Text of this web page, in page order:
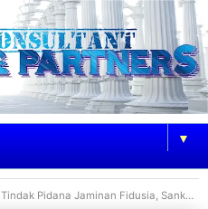
▼
Tindak Pidana Jaminan Fidusia, Sanksi Penggelapan dan Penipuan dalam KUHP serta Perbedaannya Ancaman Sanksi dalam Undang-Undang Fidusia